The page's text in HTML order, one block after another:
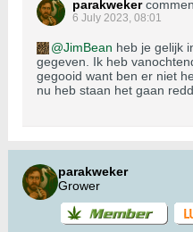
parakweker
6 July 2023, 08:01
JimBean heb je gelijk
gegeven. Ik heb
gegooid want ben er niet
nu heb staan het gaan
parakweker
Grower